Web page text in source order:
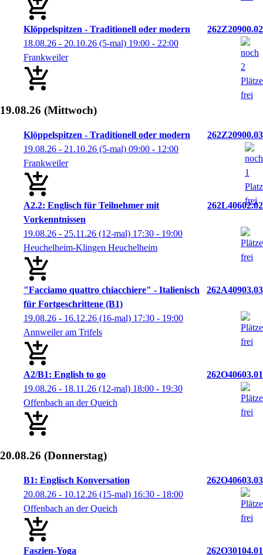
Klöppelspitzen - Traditionell oder modern
262Z20900.02
18.08.26 - 20.10.26 (5-mal) 19:00 - 22:00
Frankweiler
19.08.26 (Mittwoch)
Klöppelspitzen - Traditionell oder modern
262Z20900.03
19.08.26 - 21.10.26 (5-mal) 09:00 - 12:00
Frankweiler
A2.2: Englisch für Teilnehmer mit
Vorkenntnissen
262L40602.02
19.08.26 - 25.11.26 (12-mal) 17:30 - 19:00
Heuchelheim-Klingen Heuchelheim
"Facciamo quattro chiacchiere" - Italienisch
für Fortgeschrittene (B1)
262A40903.03
19.08.26 - 16.12.26 (16-mal) 17:30 - 19:00
Annweiler am Trifels
A2/B1: English to go
262O40603.01
19.08.26 - 18.11.26 (12-mal) 18:00 - 19:30
Offenbach an der Queich
20.08.26 (Donnerstag)
B1: Englisch Konversation
262O40603.03
20.08.26 - 10.12.26 (15-mal) 16:30 - 18:00
Offenbach an der Queich
Faszien-Yoga
262O30104.01